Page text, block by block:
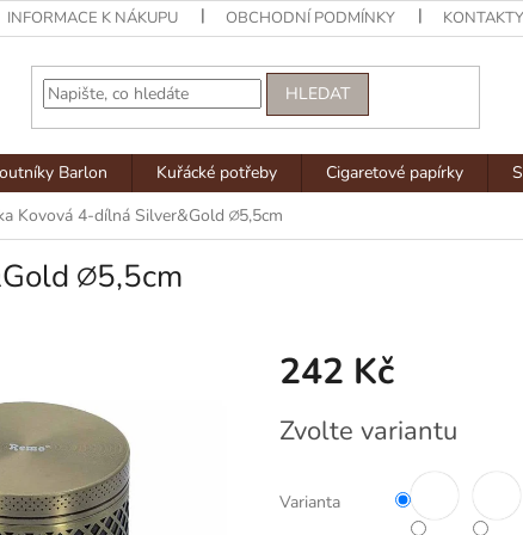
INFORMACE K NÁKUPU OBCHODNÍ PODMÍNKY KONTAKTY
HLEDAT
Barlon Kuřácké potřeby Cigaretové papírky
Kovová 4-dílná Silver&Gold ∅5,5cm
∅5,5cm
242 Kč
cena:
Zvolte variantu
Varianta